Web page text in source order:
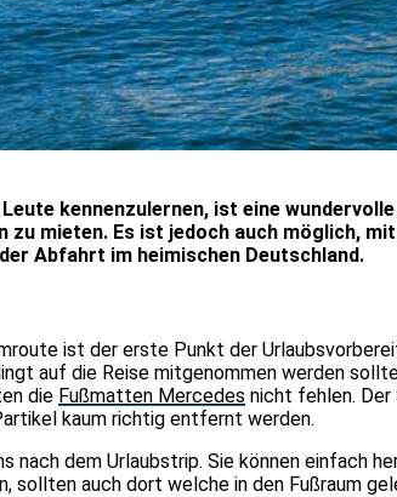
kennenzulernen, ist eine
mieten. Es ist jedoch auch möglich,
Abfahrt im heimischen Deutschland.
ist der erste Punkt der
auf die Reise mitgenommen werden
die Fußmatten Mercedes nicht fehlen. Der
kaum richtig entfernt werden.
nach dem Urlaubstrip. Sie können
sollten auch dort welche in den Fußraum